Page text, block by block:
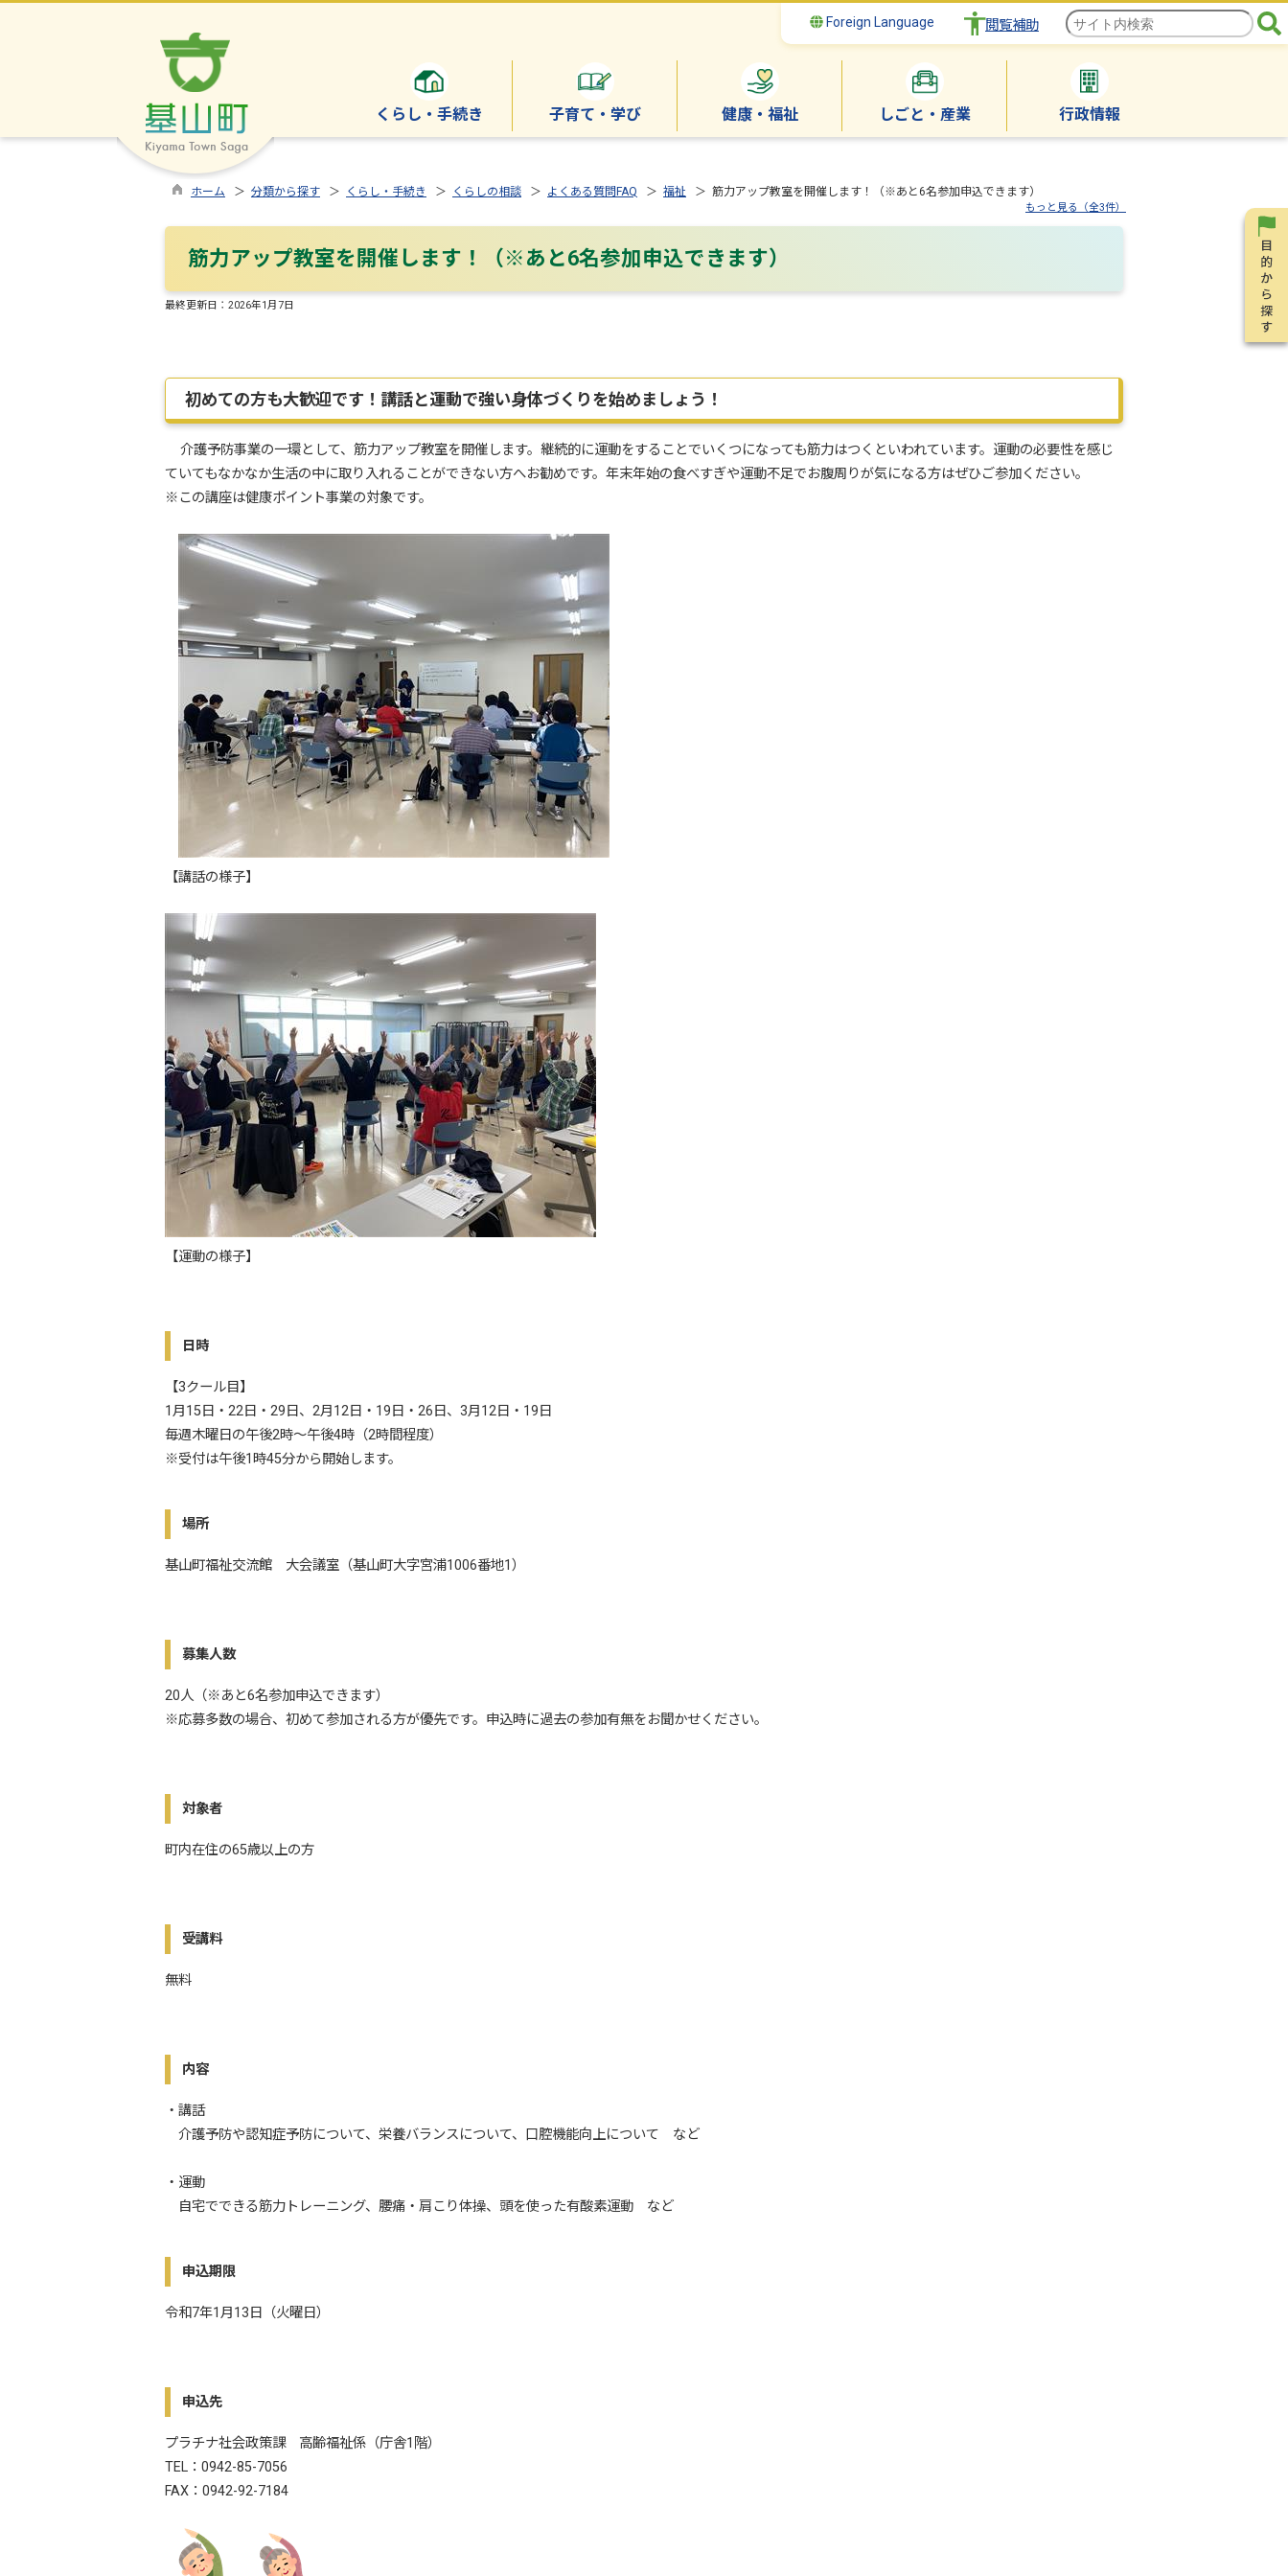
Foreign Language 閲覧補助
くらし・手続き 子育て・学び 健康・福祉 しごと・産業 行政情報
ホーム ＞ 分類から探す ＞ くらし・手続き ＞ くらしの相談 ＞ よくある質問FAQ ＞ 福祉 ＞ 筋力アップ教室を開催します！（※あと6名参加申込できます）
もっと見る（全3件）
筋力アップ教室を開催します！（※あと6名参加申込できます）
最終更新日： 2026年1月7日
初めての方も大歓迎です！講話と運動で強い身体づくりを始めましょう！
介護予防事業の一環として、筋力アップ教室を開催します。継続的に運動をすることでいくつになっても筋力はつくといわれています。運動の必要性を感じ
ていてもなかなか生活の中に取り入れることができない方へお勧めです。年末年始の食べすぎや運動不足でお腹周りが気になる方はぜひご参加ください。
※この講座は健康ポイント事業の対象です。
【講話の様子】
【運動の様子】
日時
【3クール目】
1月15日・22日・29日、2月12日・19日・26日、3月12日・19日
毎週木曜日の午後2時～午後4時（2時間程度）
※受付は午後1時45分から開始します。
場所
基山町福祉交流館 大会議室（基山町大字宮浦1006番地1）
募集人数
20人（※あと6名参加申込できます）
※応募多数の場合、初めて参加される方が優先です。申込時に過去の参加有無をお聞かせください。
対象者
町内在住の65歳以上の方
受講料
無料
内容
・講話
介護予防や認知症予防について、栄養バランスについて、口腔機能向上について など
・運動
自宅でできる筋力トレーニング、腰痛・肩こり体操、頭を使った有酸素運動 など
申込期限
令和7年1月13日（火曜日）
申込先
プラチナ社会政策課 高齢福祉係（庁舎1階）
TEL：0942-85-7056
FAX：0942-92-7184